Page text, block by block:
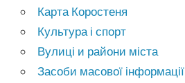
Карта Коростеня
Культура і спорт
Вулиці и райони міста
Засоби масової інформації